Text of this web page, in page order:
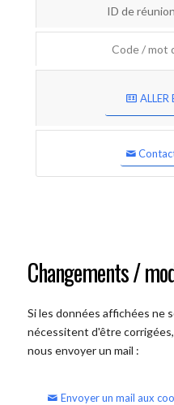
ID de
Code / mot
ALLER
Changements /
Si les données affichées ne
nécessitent d'être
nous envoyer un mail :
Envoyer un mail aux